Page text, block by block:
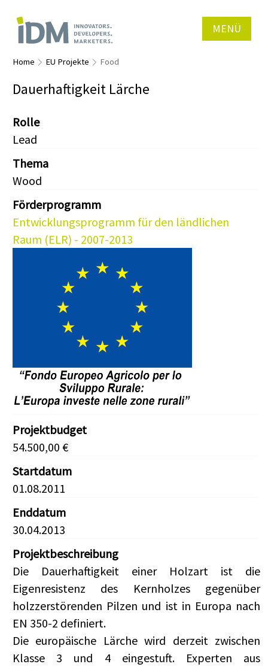
MENÜ
Home EU Projekte Food
Dauerhaftigkeit Lärche
Rolle
Lead
Thema
Wood
Förderprogramm
Entwicklungsprogramm für den ländlichen
Raum (ELR) - 2007-2013
Projektbudget
54.500,00 €
Startdatum
01.08.2011
Enddatum
30.04.2013
Projektbeschreibung
Die Dauerhaftigkeit einer Holzart ist die
Eigenresistenz des Kernholzes gegenüber
holzzerstörenden Pilzen und ist in Europa nach
EN 350-2 definiert.
Die europäische Lärche wird derzeit zwischen
Klasse 3 und 4 eingestuft. Experten aus